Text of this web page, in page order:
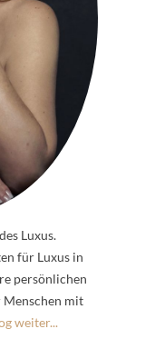
Luxus.
für Luxus in
persönlichen
mit
weiter...